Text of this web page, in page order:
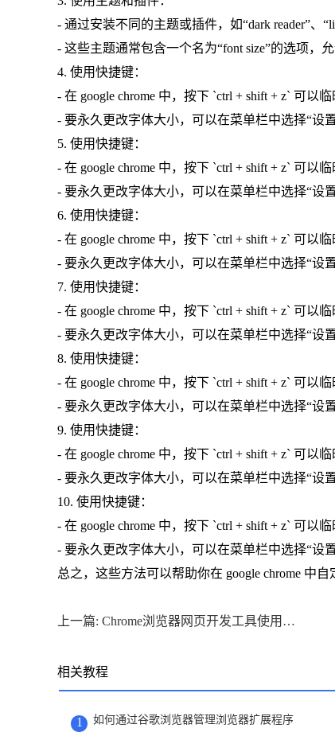
- 通过安装不同的主题或插件，如“dark reader”、
- 这些主题通常包含一个名为“font size”的选项，
4. 使用快捷键：
- 在 google chrome 中，按下 `ctrl + shift + z` 可以
- 要永久更改字体大小，可以在菜单栏中选择“设
5. 使用快捷键：
- 在 google chrome 中，按下 `ctrl + shift + z` 可以
- 要永久更改字体大小，可以在菜单栏中选择“设
6. 使用快捷键：
- 在 google chrome 中，按下 `ctrl + shift + z` 可以
- 要永久更改字体大小，可以在菜单栏中选择“设
7. 使用快捷键：
- 在 google chrome 中，按下 `ctrl + shift + z` 可以
- 要永久更改字体大小，可以在菜单栏中选择“设
8. 使用快捷键：
- 在 google chrome 中，按下 `ctrl + shift + z` 可以
- 要永久更改字体大小，可以在菜单栏中选择“设
9. 使用快捷键：
- 在 google chrome 中，按下 `ctrl + shift + z` 可以
- 要永久更改字体大小，可以在菜单栏中选择“设
10. 使用快捷键：
- 在 google chrome 中，按下 `ctrl + shift + z` 可以
- 要永久更改字体大小，可以在菜单栏中选择“设
总之，这些方法可以帮助你在 google chrome 中
上一篇: Chrome浏览器网页开发工具使用操作实测经验教程
相关教程
1 如何通过谷歌浏览器管理浏览器扩展程序